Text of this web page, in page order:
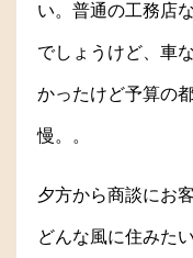
い。普通の工務店
でしょうけど、車
かったけど予算の
慢。。
夕方から商談にお
どんな風に住みた